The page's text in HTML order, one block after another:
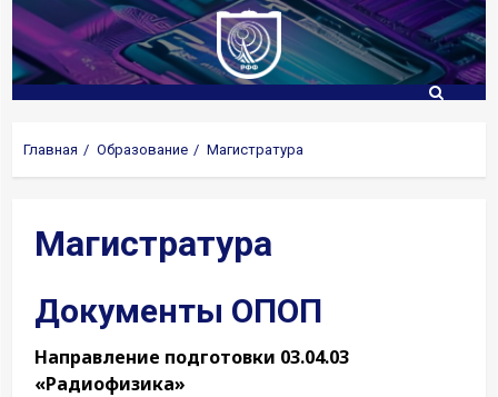
Главная Образование Магистратура
Магистратура
Документы ОПОП
Направление подготовки 03.04.03
«Радиофизика»